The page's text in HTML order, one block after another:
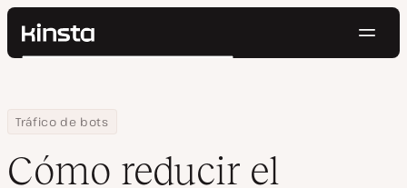
Kinsta®
Precios
Contacto
Buscar
Home
Centro de Recursos
Blog
Tráfico de bots
Cómo reducir el desperdicio de ancho de banda sin bloquear
Cómo reducir el